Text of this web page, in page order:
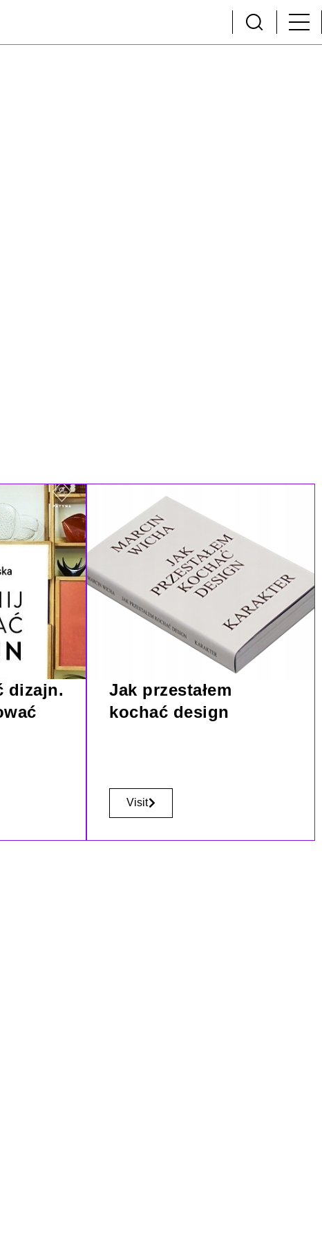
dizajn.
Jak przestałem
kochać design
Visit